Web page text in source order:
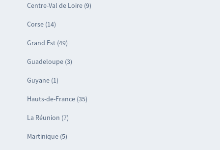
Centre-Val de Loire (9)
Corse (14)
Grand Est (49)
Guadeloupe (3)
Guyane (1)
Hauts-de-France (35)
La Réunion (7)
Martinique (5)